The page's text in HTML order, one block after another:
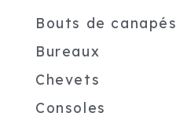
Bouts de canapés
Bureaux
Chevets
Consoles